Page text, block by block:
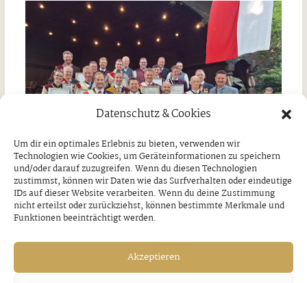
Datenschutz & Cookies
Um dir ein optimales Erlebnis zu bieten, verwenden wir
Technologien wie Cookies, um Geräteinformationen zu speichern
und/oder darauf zuzugreifen. Wenn du diesen Technologien
zustimmst, können wir Daten wie das Surfverhalten oder eindeutige
IDs auf dieser Website verarbeiten. Wenn du deine Zustimmung
nicht erteilst oder zurückziehst, können bestimmte Merkmale und
Funktionen beeinträchtigt werden.
Akzeptieren
Ausgezeichnete Leistungen der BMK
Strass und Bruck